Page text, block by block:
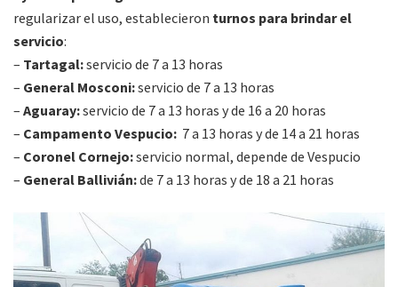
regularizar el uso, establecieron turnos para brindar el
servicio:
– Tartagal:servicio de 7 a 13 horas
– General Mosconi:servicio de 7 a 13 horas
– Aguaray:servicio de 7 a 13 horas y de 16 a 20 horas
– Campamento Vespucio: 7 a 13 horas y de 14 a 21 horas
– Coronel Cornejo:servicio normal, depende de Vespucio
– General Ballivián:de 7 a 13 horas y de 18 a 21 horas